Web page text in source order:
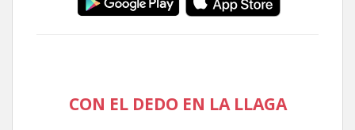
CON EL DEDO EN LA LLAGA